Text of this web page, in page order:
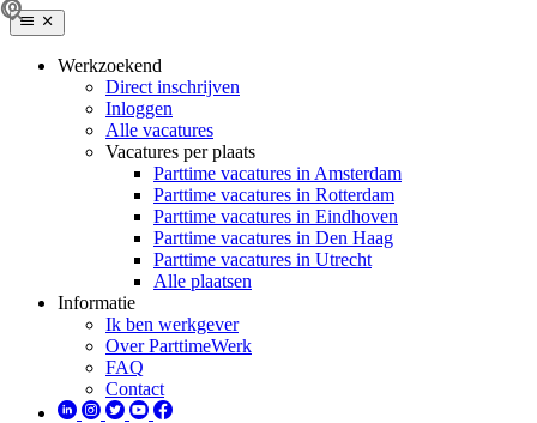
Werkzoekend
Direct inschrijven
Inloggen
Alle vacatures
Vacatures per plaats
Parttime vacatures in Amsterdam
Parttime vacatures in Rotterdam
Parttime vacatures in Eindhoven
Parttime vacatures in Den Haag
Parttime vacatures in Utrecht
Alle plaatsen
Informatie
Ik ben werkgever
Over ParttimeWerk
FAQ
Contact